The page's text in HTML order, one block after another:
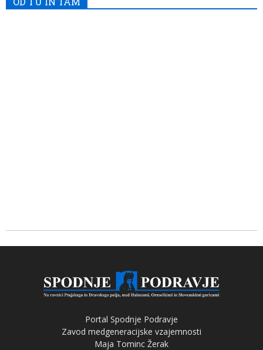
Portal Spodnje Podravje
Zavod medgeneracijske vzajemnosti
Maja Tominc Žerak